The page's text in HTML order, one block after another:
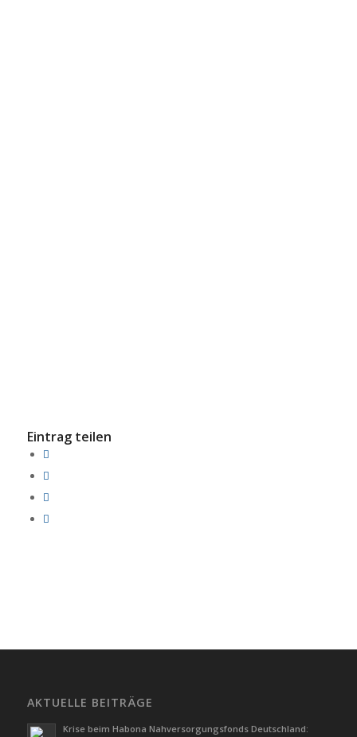
Eintrag teilen
AKTUELLE BEITRÄGE
Krise beim Habona Nahversorgungsfonds Deutschland: